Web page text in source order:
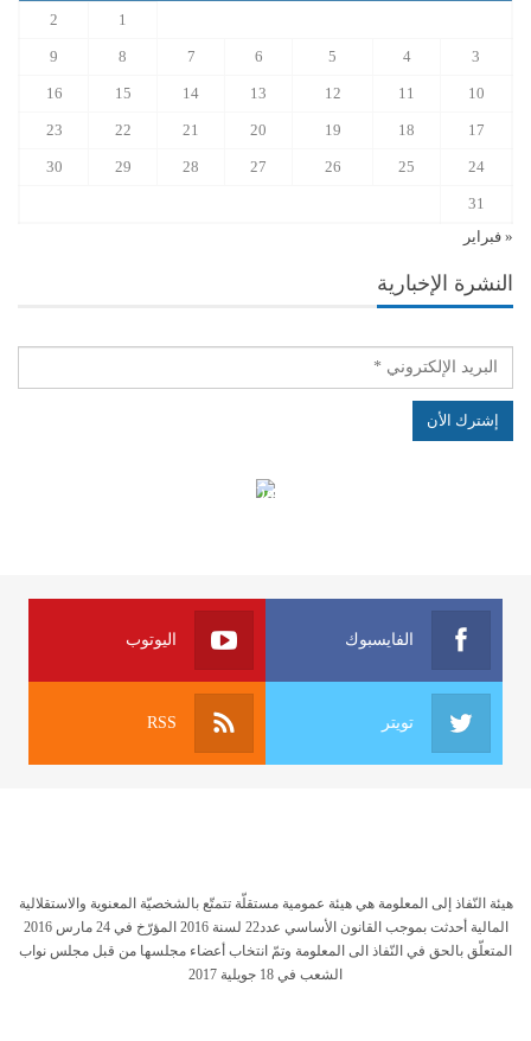
1
2
3
4
5
6
7
8
9
10
11
12
13
14
15
16
17
18
19
20
21
22
23
24
25
26
27
28
29
30
31
« فبراير
النشرة الإخبارية
الهياكل الخاضعة لقانون النفاذ إلى المعلومة
الفايسبوك اليوتوب
تويتر RSS
هيئة النّفاذ إلى المعلومة هي هيئة عمومية مستقلّة تتمتّع بالشخصيّة المعنوية والاستقلالية
المالية أحدثت بموجب القانون الأساسي عدد22 لسنة 2016 المؤرّخ في 24 مارس 2016
المتعلّق بالحق في النّفاذ الى المعلومة وتمّ انتخاب أعضاء مجلسها من قبل مجلس نواب
الشعب في 18 جويلية 2017